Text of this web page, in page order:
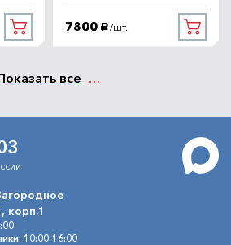
7800 руб. /шт.
все
корп.1
10:00-16:00